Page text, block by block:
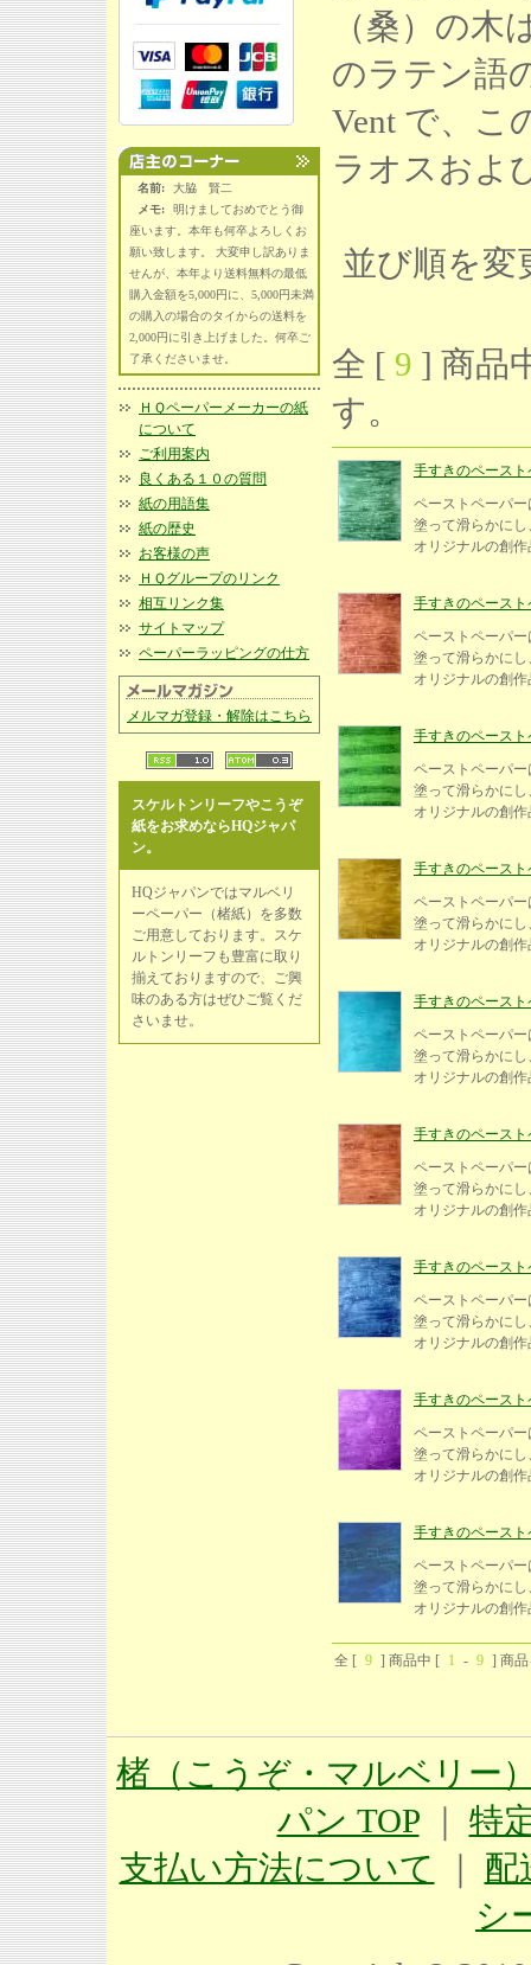
名前:
大脇 賢二
メモ:
明けましておめでとう御
座います。本年も何卒よろしくお
願い致します。 大変申し訳ありま
せんが、本年より送料無料の最低
購入金額を5,000円に、5,000円未満
の購入の場合のタイからの送料を
2,000円に引き上げました。何卒ご
了承くださいませ。
ＨＱペーパーメーカーの紙
について
ご利用案内
良くある１０の質問
紙の用語集
紙の歴史
お客様の声
ＨＱグループのリンク
相互リンク集
サイトマップ
ペーパーラッピングの仕方
メルマガ登録・解除はこちら
スケルトンリーフやこうぞ
紙をお求めならHQジャパ
ン。
HQジャパンではマルベリ
ーペーパー（楮紙）を多数
ご用意しております。スケ
ルトンリーフも豊富に取り
揃えておりますので、ご興
味のある方はぜひご覧くだ
さいませ。
（桑）の
のラテン語
Vent で、こ
ラオスおよ
並び順を変
全 [ 9 ] 商品
す。
手すきのペース
ペーストペーパ
塗って滑らかに
オリジナルの創
手すきのペース
ペーストペーパ
塗って滑らかに
オリジナルの創
手すきのペース
ペーストペーパ
塗って滑らかに
オリジナルの創
手すきのペース
ペーストペーパ
塗って滑らかに
オリジナルの創
手すきのペース
ペーストペーパ
塗って滑らかに
オリジナルの創
手すきのペース
ペーストペーパ
塗って滑らかに
オリジナルの創
手すきのペース
ペーストペーパ
塗って滑らかに
オリジナルの創
手すきのペース
ペーストペーパ
塗って滑らかに
オリジナルの創
手すきのペース
ペーストペーパ
塗って滑らかに
オリジナルの創
全 [ 9 ] 商品中 [ 1 - 9 ] 商
楮（こうぞ・マルベリー
パン TOP｜ 特
支払い方法について
配
シ